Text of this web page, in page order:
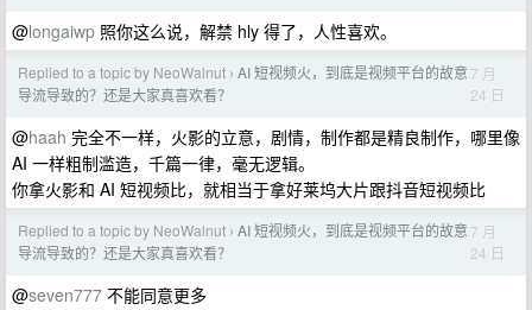
@longaiwp 照你这么说，解禁 hly 得了，人性喜欢。
Replied to a topic by NeoWalnut › AI 短视频火，到底是视频平台的故意
导流导致的？还是大家真喜欢看？
7 月
24 日
@haah 完全不一样，火影的立意，剧情，制作都是精良制作，哪里像
AI 一样粗制滥造，千篇一律，毫无逻辑。
你拿火影和 AI 短视频比，就相当于拿好莱坞大片跟抖音短视频比
Replied to a topic by NeoWalnut › AI 短视频火，到底是视频平台的故意
导流导致的？还是大家真喜欢看？
7 月
24 日
@seven777 不能同意更多